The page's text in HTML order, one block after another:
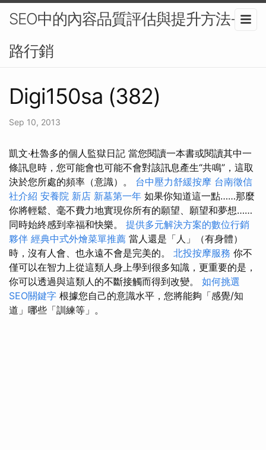
SEO中的內容品質評估與提升方法-網
路行銷
Digi150sa (382)
Sep 10, 2013
凱文·杜魯多的個人監獄日記 當您閱讀一本書或閱讀其中一
條訊息時，您可能會也可能不會對該訊息產生“共鳴”，這取
決於您所處的頻率（意識）。 台中壓力舒緩按摩 台南徵信
社介紹 安養院 新店 新墓第一年 如果你知道這一點……那麼
你將輕鬆、毫不費力地實現你所有的願望、願望和夢想……
同時始終感到幸福和快樂。 提供多元解決方案的數位行銷
夥伴 經典中式外燴菜單推薦 當人還是「人」（有身體）
時，沒有人會、也永遠不會是完美的。 北投按摩服務 你不
僅可以在智力上從這類人身上學到很多知識，更重要的是，
你可以透過與這類人的不斷接觸而得到改變。 如何挑選
SEO關鍵字 根據您自己的意識水平，您將能夠「感覺/知
道」哪些「訓練等」。